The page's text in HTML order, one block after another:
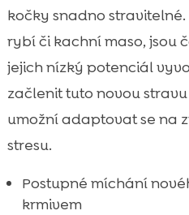
kočky snadno
rybí či kachní maso, jsou
jejich nízký potenciál
začlenit tuto novou
umožní adaptovat se na
stresu.
Postupné míchání
krmivem